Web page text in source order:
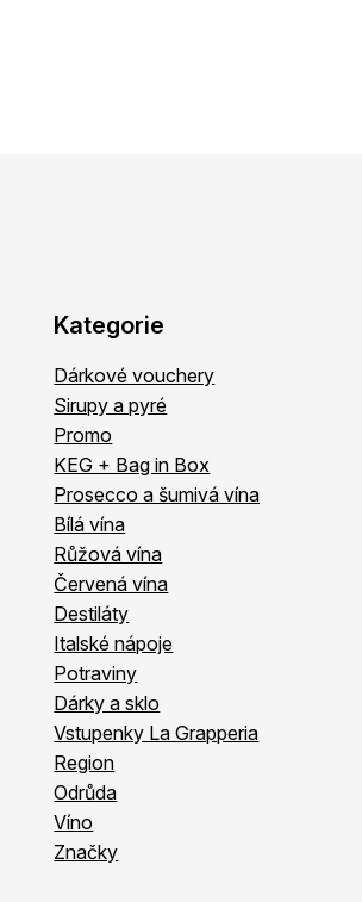
Kategorie
Dárkové vouchery
Sirupy a pyré
Promo
KEG + Bag in Box
Prosecco a šumivá vína
Bílá vína
Růžová vína
Červená vína
Destiláty
Italské nápoje
Potraviny
Dárky a sklo
Vstupenky La Grapperia
Region
Odrůda
Víno
Značky